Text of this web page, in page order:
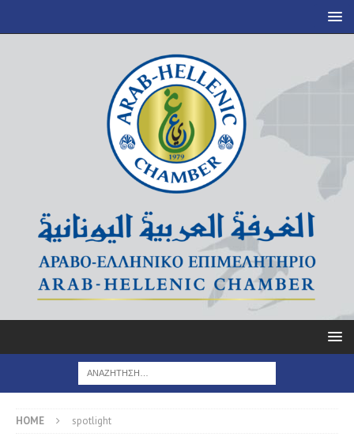
HOME spotlight